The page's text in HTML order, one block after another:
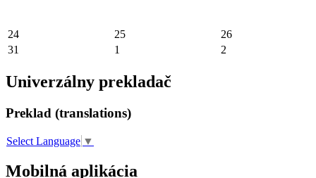
24 25
26
31
1 2
Univerzálny prekladač
Preklad (translations)
Select Language ▼
Mobilná aplikácia